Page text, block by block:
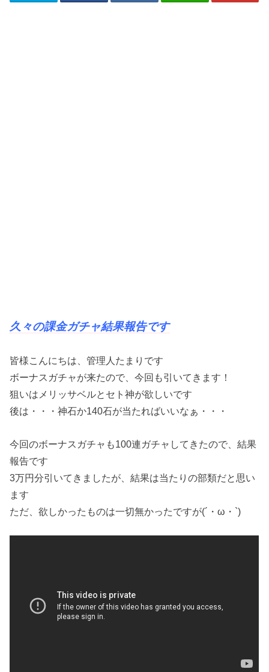
久々の課金ガチャ結果報告です
皆様こんにちは、管理人たまりです
ボーナスガチャが来たので、今回も引いてきます！
狙いはメリッサベルとセト神が欲しいです
後は・・・神石か140石が当たればいいなぁ・・・
今回のボーナスガチャも100連ガチャしてきたので、結果
報告です
3万円分引いてきましたが、結果は当たりの部類だと思い
ます
ただ、欲しかったものは一切無かったですが(´・ω・`)